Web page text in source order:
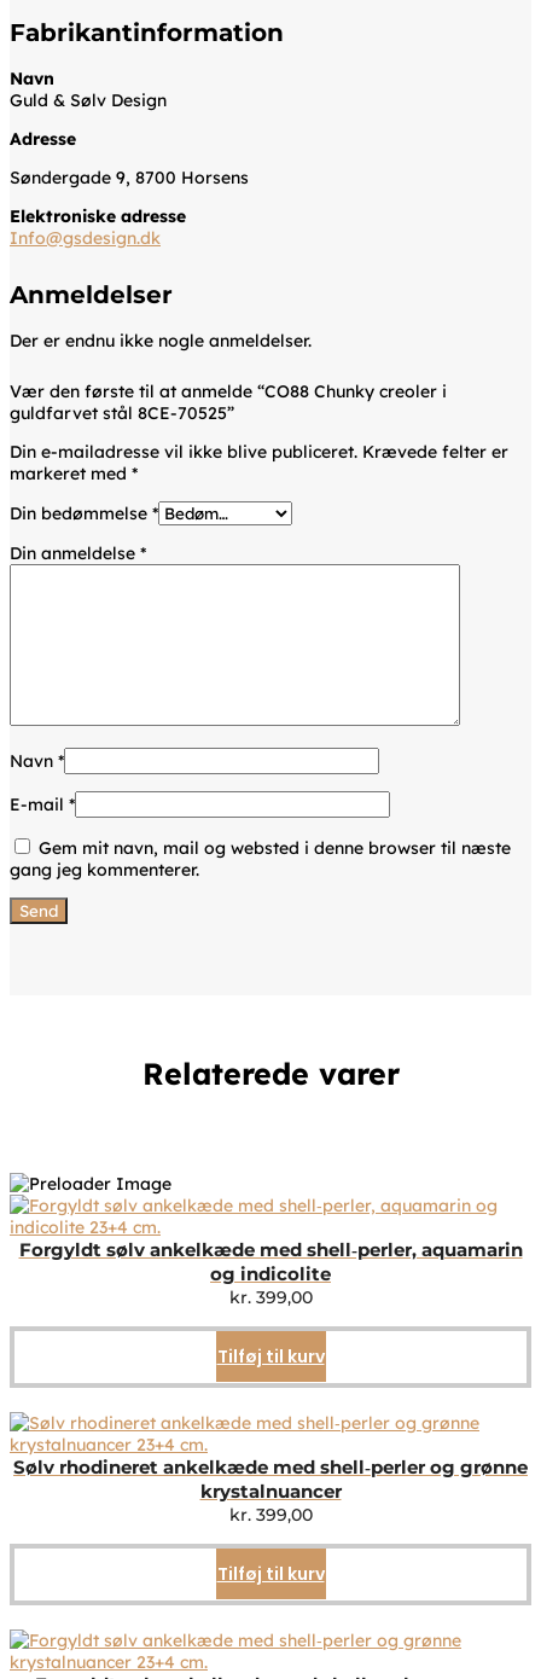
Fabrikantinformation
Navn
Guld & Sølv Design
Adresse
Søndergade 9, 8700 Horsens
Elektroniske adresse
Info@gsdesign.dk
Anmeldelser
Der er endnu ikke nogle anmeldelser.
Vær den første til at anmelde “CO88 Chunky creoler i
guldfarvet stål 8CE-70525”
Din e-mailadresse vil ikke blive publiceret. Krævede felter er
markeret med *
Din bedømmelse *
Din anmeldelse *
Navn *
E-mail *
Gem mit navn, mail og websted i denne browser til næste
gang jeg kommenterer.
Relaterede varer
Forgyldt sølv ankelkæde med shell‑perler, aquamarin
og indicolite
kr.399,00
Tilføj til kurv
Sølv rhodineret ankelkæde med shell‑perler og grønne
krystalnuancer
kr.399,00
Tilføj til kurv